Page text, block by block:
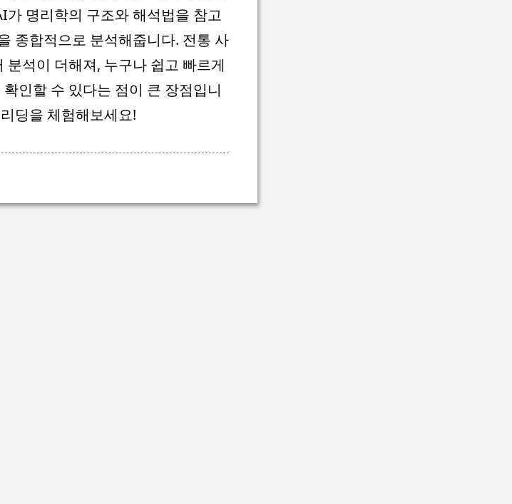
가 명리학의 구조와 해석법을 참고
종합적으로 분석해줍니다. 전통 사
석이 더해져, 누구나 쉽고 빠르게
인할 수 있다는 점이 큰 장점입니
딩을 체험해보세요!